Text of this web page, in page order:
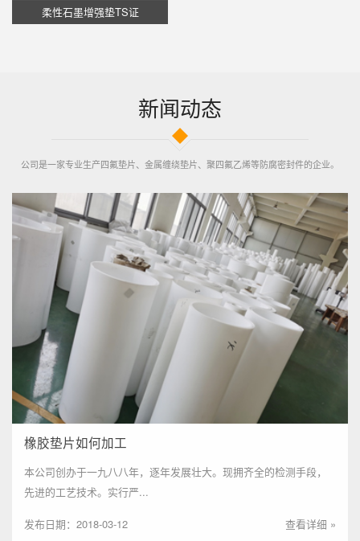
柔性石墨增强垫TS证
新闻动态
公司是一家专业生产四氟垫片、金属缠绕垫片、聚四氟乙烯等防腐密封件的企业。
橡胶垫片如何加工
本公司创办于一九八八年，逐年发展壮大。现拥齐全的检测手段，
先进的工艺技术。实行严...
发布日期：2018-03-12 查看详细 »